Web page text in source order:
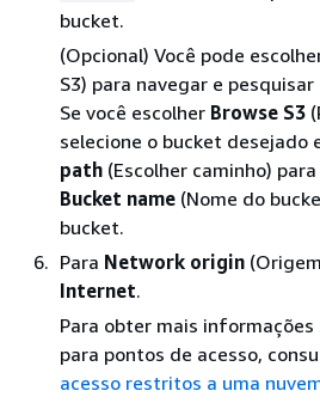
bucket.
(Opcional) Você pode
S3) para navegar e
Se você escolher Browse S3
selecione o bucket desejado
path (Escolher caminho)
Bucket name (Nome do
bucket.
Para Network origin
Internet.
Para obter mais
para pontos de acesso,
acesso restritos a uma